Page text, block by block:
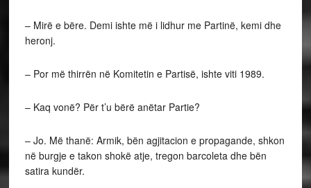
– Mirë e bëre. Demi ishte më i lidhur me Partinë, kemi dhe
heronj.
– Por më thirrën në Komitetin e Partisë, ishte viti 1989.
– Kaq vonë? Për t’u bërë anëtar Partie?
– Jo. Më thanë: Armik, bën agjitacion e propagande, shkon
në burgje e takon shokë atje, tregon barcoleta dhe bën
satira kundër.